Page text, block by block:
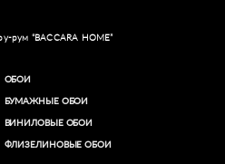
“BACCARA HOME”
ОБОИ
БУМАЖНЫЕ ОБОИ
ВИНИЛОВЫЕ ОБОИ​
ФЛИЗЕЛИНОВЫЕ ОБОИ